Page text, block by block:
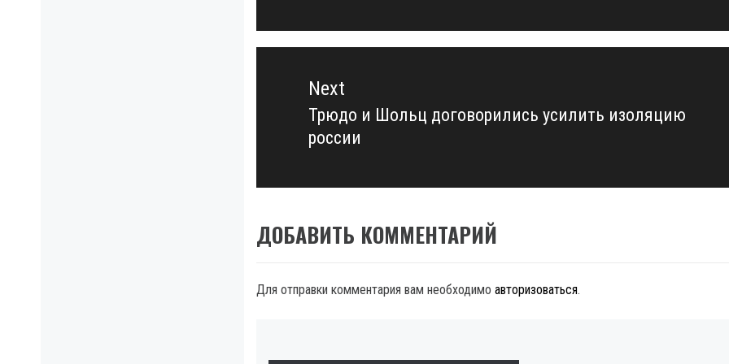
Next
Next
post:
Трюдо и Шольц договорились усилить изоляцию
россии
ДОБАВИТЬ КОММЕНТАРИЙ
Для отправки комментария вам необходимо авторизоваться.